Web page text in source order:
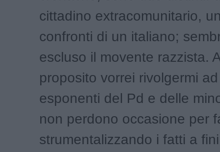
cittadino extracomunitario,
confronti di un italiano;
escluso il movente razzista.
proposito vorrei rivolgermi
esponenti del Pd e delle
non perdono occasione per
strumentalizzando i fatti a fini